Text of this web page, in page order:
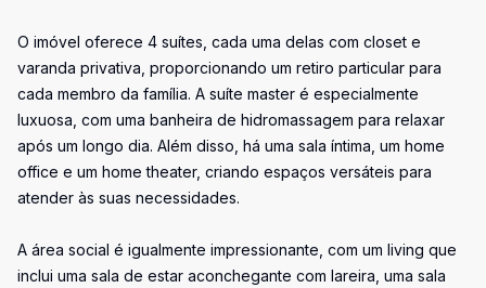
O imóvel oferece 4 suítes, cada uma delas com closet e
varanda privativa, proporcionando um retiro particular para
cada membro da família. A suíte master é especialmente
luxuosa, com uma banheira de hidromassagem para relaxar
após um longo dia. Além disso, há uma sala íntima, um home
office e um home theater, criando espaços versáteis para
atender às suas necessidades.
A área social é igualmente impressionante, com um living que
inclui uma sala de estar aconchegante com lareira, uma sala